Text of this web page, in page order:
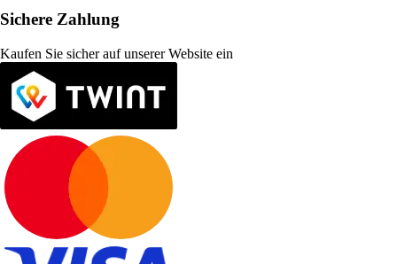
Sichere Zahlung
Kaufen Sie sicher auf unserer Website ein